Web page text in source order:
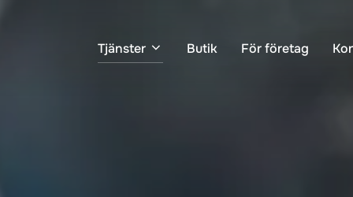
Tjänster Butik För företag